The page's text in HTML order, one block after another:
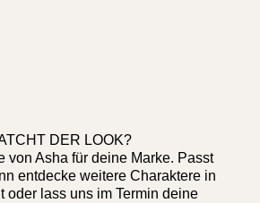
DER LOOK?
von Asha für deine Marke. Passt
entdecke weitere Charaktere in
oder lass uns im Termin deine